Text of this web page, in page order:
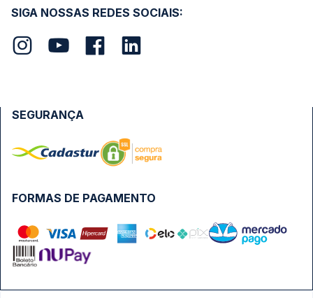
SIGA NOSSAS REDES SOCIAIS:
FORMAS DE PAGAMENTO
SEGURANÇA